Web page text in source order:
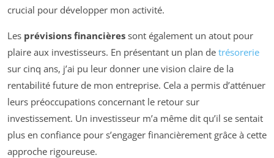
crucial pour développer mon activité.
Les prévisions financières sont également un atout pour
plaire aux investisseurs. En présentant un plan de trésorerie
sur cinq ans, j’ai pu leur donner une vision claire de la
rentabilité future de mon entreprise. Cela a permis d’atténuer
leurs préoccupations concernant le retour sur
investissement. Un investisseur m’a même dit qu’il se sentait
plus en confiance pour s’engager financièrement grâce à cette
approche rigoureuse.